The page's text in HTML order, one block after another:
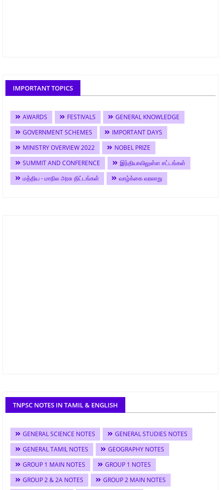
IMPORTANT TOPICS
AWARDS FESTIVALS
GENERAL KNOWLEDGE
GOVERNMENT SCHEMES
IMPORTANT DAYS
MINISTRY OVERVIEW 2022
NOBEL PRIZE
SUMMIT AND CONFERENCE
இந்தியாவிலுள்ள சட்டங்கள்
மத்திய - மாநில அரசு திட்டங்கள்
வாழ்க்கை வரலாறு
TNPSC NOTES IN TAMIL & ENGLISH
GENERAL SCIENCE NOTES
GENERAL STUDIES NOTES
GENERAL TAMIL NOTES
GEOGRAPHY NOTES
GROUP 1 MAIN NOTES
GROUP 1 NOTES
GROUP 2 & 2A NOTES
GROUP 2 MAIN NOTES